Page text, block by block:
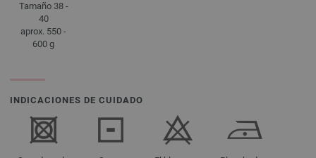
Tamaño 38 -
40
aprox. 550 -
600 g
INDICACIONES DE CUIDADO